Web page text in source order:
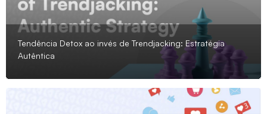
Tendência Detox ao invés de Trendjacking: Estratégia
Autêntica